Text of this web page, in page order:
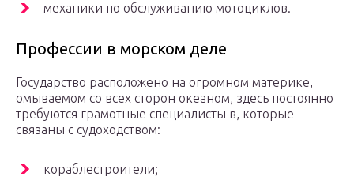
механики по обслуживанию мотоциклов.
Профессии в морском деле
Государство расположено на огромном материке,
омываемом со всех сторон океаном, здесь постоянно
требуются грамотные специалисты в, которые
связаны с судоходством:
кораблестроители;